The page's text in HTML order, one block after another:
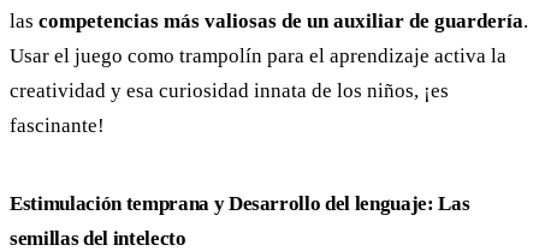
las competencias más valiosas de un auxiliar de guardería.
Usar el juego como trampolín para el aprendizaje activa la
creatividad y esa curiosidad innata de los niños, ¡es
fascinante!
Estimulación temprana y Desarrollo del lenguaje: Las
semillas del intelecto